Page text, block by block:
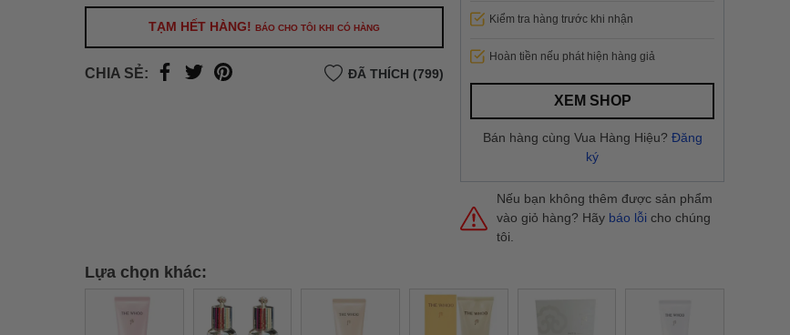
Hồ Chí Minh).
thành
Hồ Chí Minh
trong ngày hoặc Đơn hàng giao hỏa tốc theo yêu cầu
TẠM HẾT HÀNG! BÁO CHO TÔI KHI CÓ HÀNG
CHIA SẺ: ĐÃ THÍCH (799)
Lựa chọn khác:
Kiểm tra hàng trước khi nhận
Hoàn tiền nếu phát hiện hàng giả
XEM SHOP
Bán hàng cùng Vua Hàng Hiệu? Đăng
ký
Nếu bạn không thêm được sản phẩm
vào giỏ hàng? Hãy báo lỗi cho chúng
tôi.